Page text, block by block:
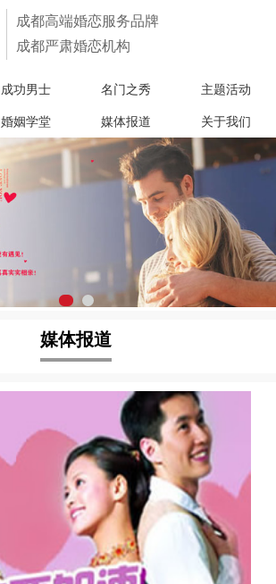
成都高端婚恋服务品牌
成都严肃婚恋机构
成功男士 名门之秀 主题活动
婚姻学堂 媒体报道 关于我们
媒体报道